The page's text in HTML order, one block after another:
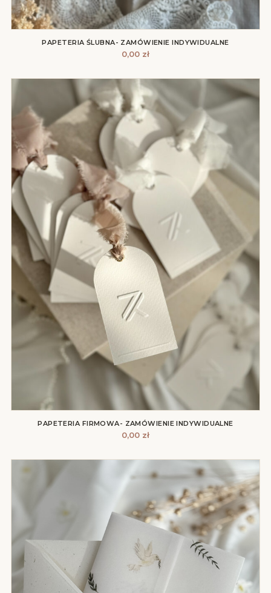
PAPETERIA ŚLUBNA- ZAMÓWIENIE INDYWIDUALNE
0,00 zł
PAPETERIA FIRMOWA- ZAMÓWIENIE INDYWIDUALNE
0,00 zł